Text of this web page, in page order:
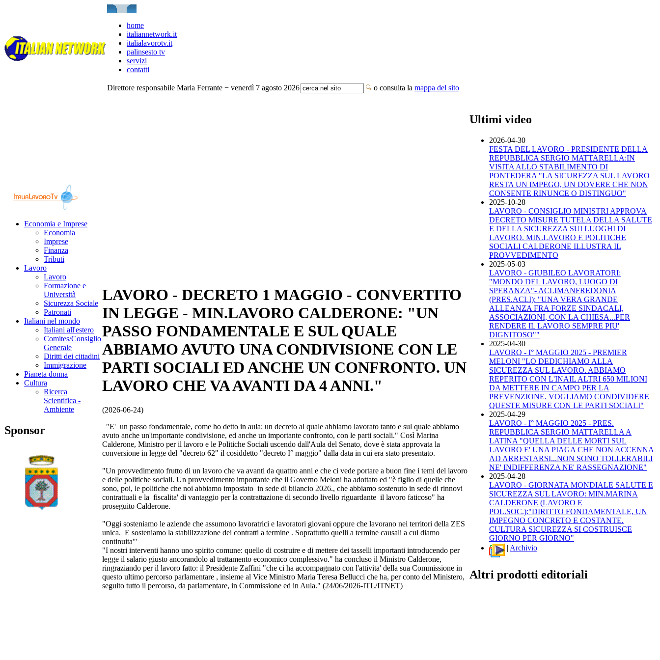
home
italiannetwork.it
italialavorotv.it
palinsesto tv
servizi
contatti
Direttore responsabile Maria Ferrante − venerdì 7 agosto 2026 o consulta la mappa del sito
Economia e Imprese
Economia
Imprese
Finanza
Tributi
Lavoro
Lavoro
Formazione e
Università
Sicurezza Sociale
Patronati
Italiani nel mondo
Italiani all'estero
Comites/Consiglio
Generale
Diritti dei cittadini
Immigrazione
Pianeta donna
Cultura
Ricerca
Scientifica -
Ambiente
Sponsor
LAVORO - DECRETO 1 MAGGIO - CONVERTITO
IN LEGGE - MIN.LAVORO CALDERONE: "UN
PASSO FONDAMENTALE E SUL QUALE
ABBIAMO AVUTO UNA CONDIVISIONE CON LE
PARTI SOCIALI ED ANCHE UN CONFRONTO. UN
LAVORO CHE VA AVANTI DA 4 ANNI."
(2026-06-24)
"E' un passo fondamentale, come ho detto in aula: un decreto al quale abbiamo lavorato tanto e sul quale abbiamo
avuto anche un'importante condivisione, ed anche un importante confronto, con le parti sociali." Così Marina
Calderone, Ministro per il lavoro e le Politiche Sociali uscendo dall'Aula del Senato, dove è stata approvata la
conversione in legge del "decreto 62" il cosiddetto "decreto I° maggio" dalla data in cui era stato presentato.
"Un provvedimento frutto di un lavoro che va avanti da quattro anni e che ci vede portare a buon fine i temi del lavoro
e delle politiche sociali. Un provvedimento importante che il Governo Meloni ha adottato ed "è figlio di quelle che
sono, poi, le politiche che noi abbiamo impostato in sede di bilancio 2026., che abbiamo sostenuto in sede di rinnovi
contrattuali e la fiscalita' di vantaggio per la contrattazione di secondo livello riguardante il lavoro faticoso" ha
proseguito Calderone.
"Oggi sosteniamo le aziende che assumono lavoratrici e lavoratori giovani oppure che lavorano nei territori della ZES
unica. E sosteniamo la stabilizzazione dei contratti a termine . Soprattutto quelli a termine causali a cui diamo
continuita'"
"I nostri interventi hanno uno spirito comune: quello di costruire e di mettere dei tasselli importanti introducendo per
legge il salario giusto ancorandolo al trattamento economico complessivo." ha concluso il Ministro Calderone,
ringraziando per il lavoro fatto: il Presidente Zaffini "che ci ha accompagnato con l'attivita' della sua Commissione in
questo ultimo percorso parlamentare , insieme al Vice Ministro Maria Teresa Bellucci che ha, per conto del Ministero,
seguito tutto il percorso, da parlamentare, in Commissione ed in Aula." (24/06/2026-ITL/ITNET)
Ultimi video
2026-04-30
FESTA DEL LAVORO - PRESIDENTE DELLA
REPUBBLICA SERGIO MATTARELLA:IN
VISITA ALLO STABILIMENTO DI
PONTEDERA "LA SICUREZZA SUL LAVORO
RESTA UN IMPEGO, UN DOVERE CHE NON
CONSENTE RINUNCE O DISTINGUO"
2025-10-28
LAVORO - CONSIGLIO MINISTRI APPROVA
DECRETO MISURE TUTELA DELLA SALUTE
E DELLA SICUREZZA SUI LUOGHI DI
LAVORO. MIN.LAVORO E POLITICHE
SOCIALI CALDERONE ILLUSTRA IL
PROVVEDIMENTO
2025-05-03
LAVORO - GIUBILEO LAVORATORI:
"MONDO DEL LAVORO, LUOGO DI
SPERANZA"- ACLIMANFREDONIA
(PRES.ACLI): "UNA VERA GRANDE
ALLEANZA FRA FORZE SINDACALI,
ASSOCIAZIONI, CON LA CHIESA...PER
RENDERE IL LAVORO SEMPRE PIU'
DIGNITOSO""
2025-04-30
LAVORO - I° MAGGIO 2025 - PREMIER
MELONI "LO DEDICHIAMO ALLA
SICUREZZA SUL LAVORO. ABBIAMO
REPERITO CON L'INAIL ALTRI 650 MILIONI
DA METTERE IN CAMPO PER LA
PREVENZIONE. VOGLIAMO CONDIVIDERE
QUESTE MISURE CON LE PARTI SOCIALI"
2025-04-29
LAVORO - I° MAGGIO 2025 - PRES.
REPUBBLICA SERGIO MATTARELLA A
LATINA "QUELLA DELLE MORTI SUL
LAVORO E' UNA PIAGA CHE NON ACCENNA
AD ARRESTARSI...NON SONO TOLLERABILI
NE' INDIFFERENZA NE' RASSEGNAZIONE"
2025-04-28
LAVORO - GIORNATA MONDIALE SALUTE E
SICUREZZA SUL LAVORO: MIN.MARINA
CALDERONE (LAVORO E
POL.SOC.):"DIRITTO FONDAMENTALE, UN
IMPEGNO CONCRETO E COSTANTE.
CULTURA SICUREZZA SI COSTRUISCE
GIORNO PER GIORNO"
| Archivio
Altri prodotti editoriali